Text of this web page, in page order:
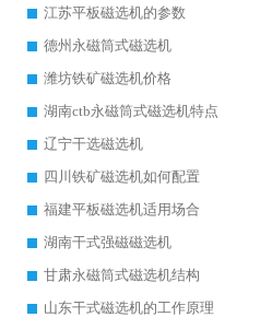
江苏平板磁选机的参数
德州永磁筒式磁选机
潍坊铁矿磁选机价格
湖南ctb永磁筒式磁选机特点
辽宁干选磁选机
四川铁矿磁选机如何配置
福建平板磁选机适用场合
湖南干式强磁磁选机
甘肃永磁筒式磁选机结构
山东干式磁选机的工作原理